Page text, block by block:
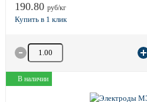
190.80 руб/кг
Количество товара
В наличии